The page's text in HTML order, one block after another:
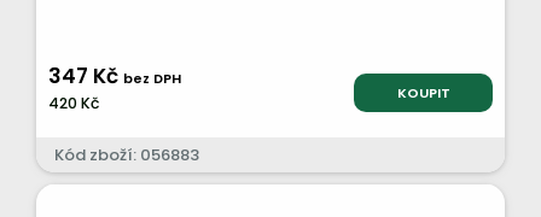
347 Kč bez DPH
420 Kč KOUPIT
Kód zboží: 056883